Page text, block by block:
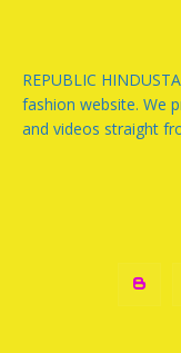
REPUBLIC
fashion website. We
and videos straight